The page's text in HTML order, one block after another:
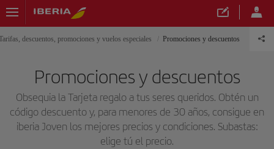
descuentos, promociones y vuelos especiales Promociones y descuentos
Promociones y descuentos
Obsequia la Tarjeta regalo a tus seres queridos. Obtén un
código descuento y, para menores de 30 años, consigue en
iberia Joven los mejores precios y condiciones. Subastas:
elige tú el precio.